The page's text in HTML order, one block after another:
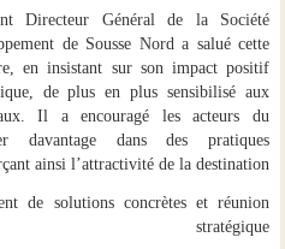
Directeur Général de la Société
de Sousse Norda salué cette
en insistant sur son impact positif
, de plus en plus sensibilisé aux
Il a encouragé les acteurs du
davantage dans des pratiques
ainsi l’attractivité de la destination.
de solutions concrètes et réunion
stratégique